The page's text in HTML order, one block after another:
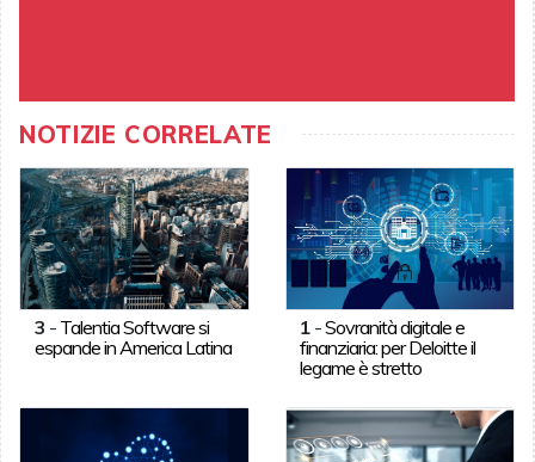
NOTIZIE CORRELATE
3 - Talentia Software si
espande in America Latina
1 -Sovranità digitale e
finanziaria: per Deloitte il
legame è stretto